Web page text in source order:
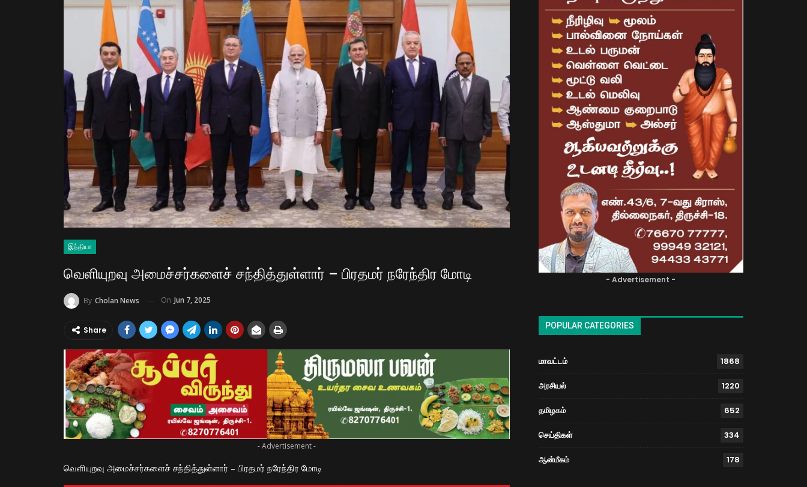
இந்தியா
வெளியுறவு அமைச்சர்களைச் சந்தித்துள்ளார் – பிரதமர் நரேந்திர மோடி
By Cholan News On Jun 7, 2025
Share
- Advertisement -
வெளியுறவு அமைச்சர்களைச் சந்தித்துள்ளார் – பிரதமர் நரேந்திர மோடி
- Advertisement -
POPULAR CATEGORIES
மாவட்டம் 1868
அரசியல் 1220
தமிழகம் 652
செய்திகள் 334
ஆன்மீகம் 178